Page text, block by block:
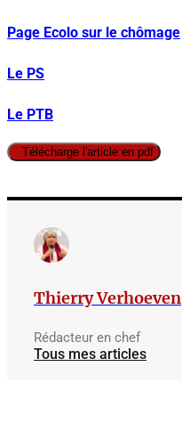
Page Ecolo sur le chômage
Le PS
Le PTB
Télécharge l'article en pdf
Thierry Verhoeven
Rédacteur en chef
Tous mes articles